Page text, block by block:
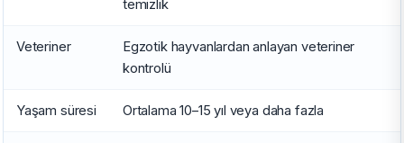
temizlik
Veteriner
Egzotik hayvanlardan anlayan veteriner
kontrolü
Yaşam süresi Ortalama 10–15 yıl veya daha fazla